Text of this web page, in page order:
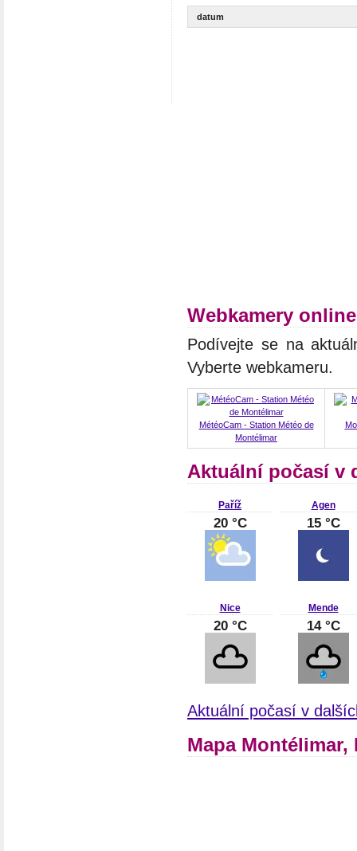
datum
Webkamery
Podívejte se na
Vyberte webkameru.
MétéoCam - Station Météo de
Montélimar
Aktuální počasí v
Paříž
20 °C
Agen
15 °C
Nice
20 °C
Mende
14 °C
Aktuální počasí v
Mapa Montélimar,